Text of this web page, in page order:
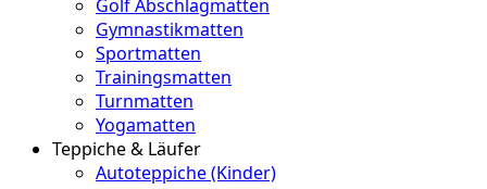
Golf Abschlagmatten
Gymnastikmatten
Sportmatten
Trainingsmatten
Turnmatten
Yogamatten
Teppiche & Läufer
Autoteppiche (Kinder)